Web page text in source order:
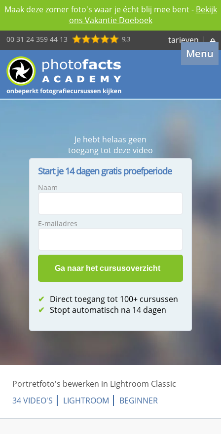
Maak deze zomer foto's waar je écht blij mee bent - Bekijk
ons Vakantie Doeboek
00 31 24 359 44 13 9,3 tarieven |
Menu
Je hebt helaas geen
toegang tot deze video
Start je 14 dagen gratis proefperiode
Naam
E-mailadres
✔ Direct toegang tot 100+ cursussen
✔ Stopt automatisch na 14 dagen
Portretfoto's bewerken in Lightroom Classic
34 VIDEO'S
LIGHTROOM BEGINNER